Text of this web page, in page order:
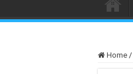
Home /